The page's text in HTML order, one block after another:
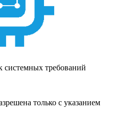
требований
только с указанием